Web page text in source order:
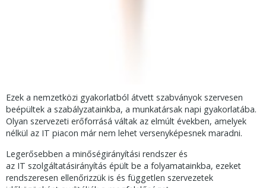
Ezek a nemzetközi gyakorlatból átvett szabványok szervesen
beépültek a szabályzatainkba, a munkatársak napi gyakorlatába.
Olyan szervezeti erőforrásá váltak az elmúlt években, amelyek
nélkül az IT piacon már nem lehet versenyképesnek maradni.
Legerősebben a minőségirányítási rendszer és
az IT szolgáltatásirányítás épült be a folyamatainkba, ezeket
rendszeresen ellenőrizzük is és független szervezetek